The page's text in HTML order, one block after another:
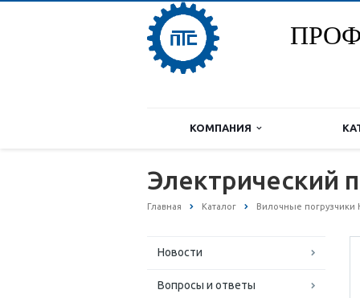
КОМПАНИЯ
Электрический
Главная Каталог Вилочные погрузчики
Новости
Вопросы и ответы